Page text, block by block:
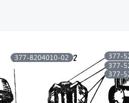
377-
377-
377-
377-8204010-02